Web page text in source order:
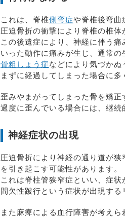
これは、脊椎側弯症や脊椎後弯曲
圧迫骨折の衝撃により脊椎の椎体
この後遺症により、神経に伴う
いった動作に痛みが生じ、通常の
骨粗しょう症などにより気づか
まずに経過してしまった場合に多
歪みやまがってしまった骨を矯正
過度に歪んでいる場合には、継続
神経症状の出現
圧迫骨折により神経の通り道が
を引き起こす可能性があります。
これは脊柱管狭窄症といい、症
間欠性跛行という症状が出現する
また麻痺による血行障害が考え